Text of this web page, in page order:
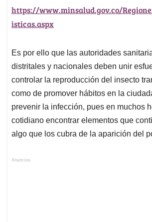
https://www.minsalud.gov.co/
isticas.aspx
Es por ello que las autoridades
distritales y nacionales deben unir
controlar la reproducción del insecto
como de promover hábitos en la
prevenir la infección, pues en muchos
cotidiano encontrar elementos que
algo que los cubra de la aparición del
Anuncios.